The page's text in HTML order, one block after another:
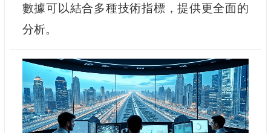
數據可以結合多種技術指標，提供更全面的
分析。